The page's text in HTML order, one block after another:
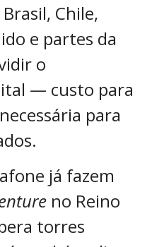
Chile,
e partes da
o
— custo para
para
já fazem
no Reino
torres